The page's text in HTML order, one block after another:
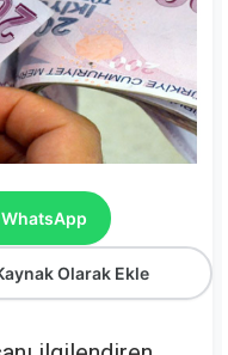
WhatsApp
Olarak Ekle